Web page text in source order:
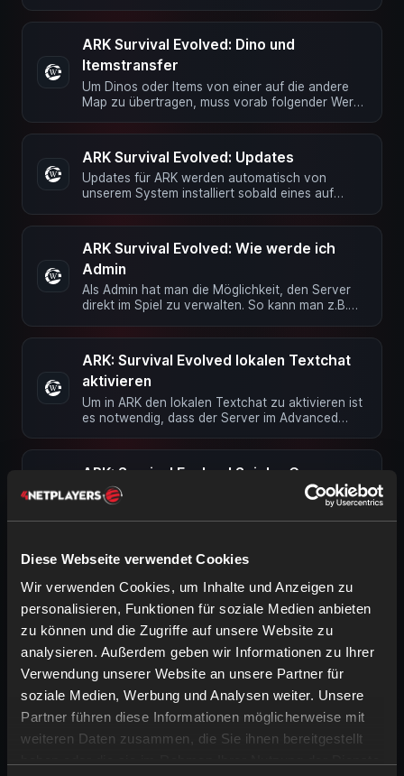
Diese Webseite verwendet Cookies
Wir verwenden Cookies, um Inhalte und Anzeigen zu
personalisieren, Funktionen für soziale Medien anbieten
zu können und die Zugriffe auf unsere Website zu
analysieren. Außerdem geben wir Informationen zu Ihrer
Verwendung unserer Website an unsere Partner für
soziale Medien, Werbung und Analysen weiter. Unsere
Partner führen diese Informationen möglicherweise mit
weiteren Daten zusammen, die Sie ihnen bereitgestellt
ARK Survival Evolved: Dino und
Itemstransfer
Um Dinos oder Items von einer auf die andere
Map zu übertragen, muss vorab folgender Wert
ARK Survival Evolved: Updates
Updates für ARK werden automatisch von
unserem System installiert sobald eines auf
ARK Survival Evolved: Wie werde ich
Admin
Als Admin hat man die Möglichkeit, den Server
direkt im Spiel zu verwalten. So kann man z.B.
ARK: Survival Evolved lokalen Textchat
aktivieren
Um in ARK den lokalen Textchat zu aktivieren ist
es notwendig, dass der Server im Advanced
ARK: Survival Evolved Spieler Gamma
einstellen
ARK: Survival Evolved Spieler von Server
kicken bzw. bannen
Ingame in ARK als Admin anmelden. Wie werde
ich Admin? Kicken über Konsolenbefehle: Befehl
Beschreibung admincheat …
BattlEye bei ARK deaktivieren
Im Basic sowie Advanced Mode Deine
Konfiguration öffnen. Dort zu Konfiguration ->